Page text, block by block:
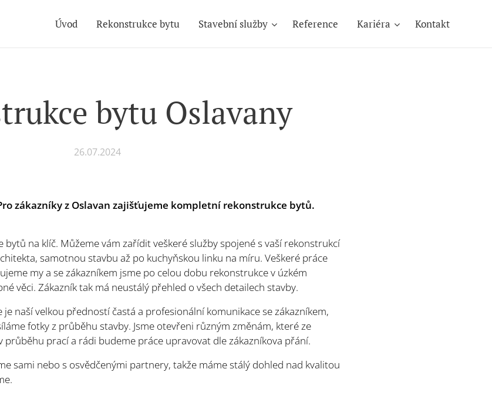
Úvod Rekonstrukce bytu Stavební služby Reference Kariéra Kontakt
bytu Oslavany
26.07.2024
zákazníky z Oslavan zajišťujeme kompletní rekonstrukce bytů.
na klíč. Můžeme vám zařídit veškeré služby spojené s vaší rekonstrukcí
samotnou stavbu až po kuchyňskou linku na míru. Veškeré práce
my a se zákazníkem jsme po celou dobu rekonstrukce v úzkém
věci. Zákazník tak má neustálý přehled o všech detailech stavby.
naší velkou předností častá a profesionální komunikace se zákazníkem,
fotky z průběhu stavby. Jsme otevřeni různým změnám, které ze
průběhu prací a rádi budeme práce upravovat dle zákazníkova přání.
sami nebo s osvědčenými partnery, takže máme stálý dohled nad kvalitou